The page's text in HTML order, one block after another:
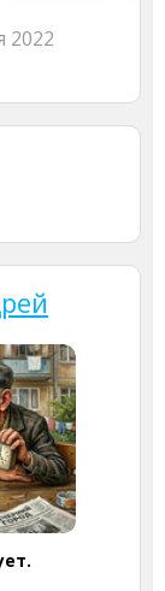
2022